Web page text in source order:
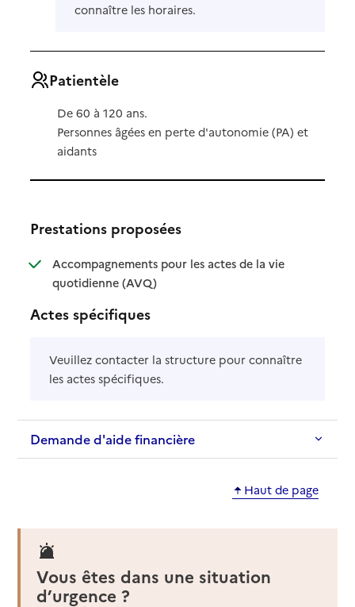
connaître les horaires.
Patientèle
De 60 à 120 ans.
Personnes âgées en perte d'autonomie (PA) et
aidants
Prestations proposées
Accompagnements pour les actes de la vie
quotidienne (AVQ): disponible
: non disponible
Actes spécifiques
Veuillez contacter la structure pour connaître
les actes spécifiques.
Demande d'aide financière
Haut de page
Vous êtes dans une situation
d’urgence ?